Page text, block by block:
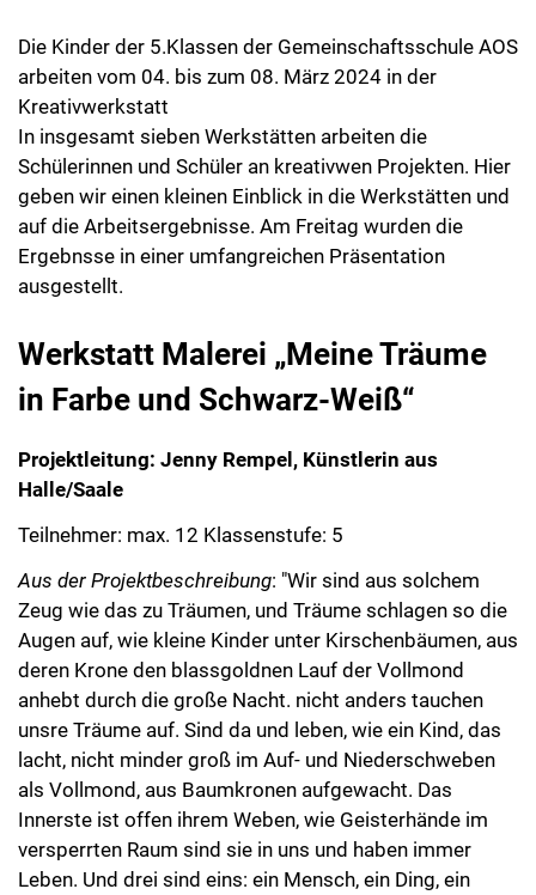
Die Kinder der 5.Klassen der Gemeinschaftsschule AOS
arbeiten vom 04. bis zum 08. März 2024 in der
Kreativwerkstatt
In insgesamt sieben Werkstätten arbeiten die
Schülerinnen und Schüler an kreativwen Projekten. Hier
geben wir einen kleinen Einblick in die Werkstätten und
auf die Arbeitsergebnisse. Am Freitag wurden die
Ergebnsse in einer umfangreichen Präsentation
ausgestellt.
Werkstatt Malerei „Meine Träume
in Farbe und Schwarz-Weiß“
Projektleitung: Jenny Rempel, Künstlerin aus
Halle/Saale
Teilnehmer: max. 12 Klassenstufe: 5
Aus der Projektbeschreibung: "Wir sind aus solchem
Zeug wie das zu Träumen, und Träume schlagen so die
Augen auf, wie kleine Kinder unter Kirschenbäumen, aus
deren Krone den blassgoldnen Lauf der Vollmond
anhebt durch die große Nacht. nicht anders tauchen
unsre Träume auf. Sind da und leben, wie ein Kind, das
lacht, nicht minder groß im Auf- und Niederschweben
als Vollmond, aus Baumkronen aufgewacht. Das
Innerste ist offen ihrem Weben, wie Geisterhände im
versperrten Raum sind sie in uns und haben immer
Leben. Und drei sind eins: ein Mensch, ein Ding, ein